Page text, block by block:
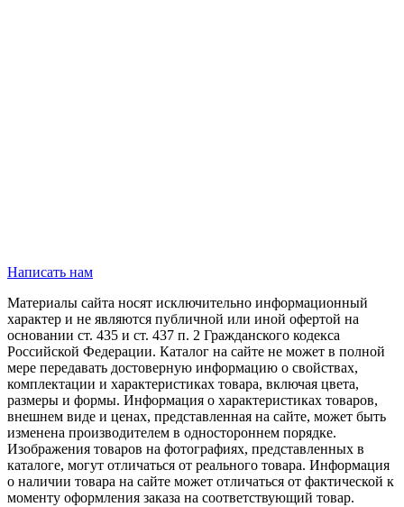
Написать нам
Материалы сайта носят исключительно информационный
характер и не являются публичной или иной офертой на
основании ст. 435 и ст. 437 п. 2 Гражданского кодекса
Российской Федерации. Каталог на сайте не может в полной
мере передавать достоверную информацию о свойствах,
комплектации и характеристиках товара, включая цвета,
размеры и формы. Информация о характеристиках товаров,
внешнем виде и ценах, представленная на сайте, может быть
изменена производителем в одностороннем порядке.
Изображения товаров на фотографиях, представленных в
каталоге, могут отличаться от реального товара. Информация
о наличии товара на сайте может отличаться от фактической к
моменту оформления заказа на соответствующий товар.